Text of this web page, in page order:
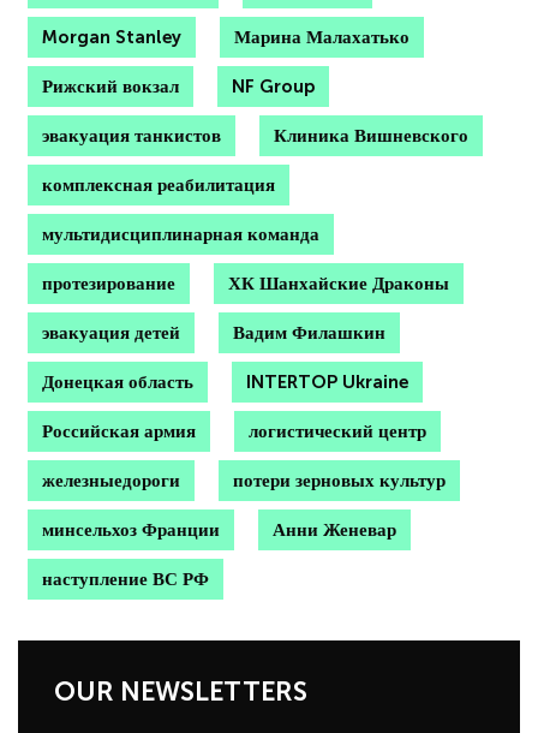
Morgan Stanley Марина Малахатько
Рижский вокзал NF Group
эвакуация танкистов Клиника Вишневского
комплексная реабилитация
мультидисциплинарная команда
протезирование ХК Шанхайские Драконы
эвакуация детей Вадим Филашкин
Донецкая область INTERTOP Ukraine
Российская армия логистический центр
железныедороги потери зерновых культур
минсельхоз Франции Анни Женевар
наступление ВС РФ
OUR NEWSLETTERS